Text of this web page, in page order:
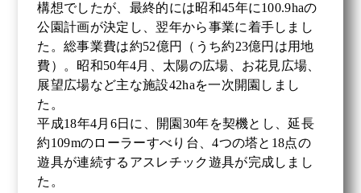
構想でしたが、最終的には昭和45年に100.9haの
公園計画が決定し、翌年から事業に着手しまし
た。総事業費は約52億円（うち約23億円は用地
費）。昭和50年4月、太陽の広場、お花見広場、
展望広場など主な施設42haを一次開園しまし
た。
平成18年4月6日に、開園30年を契機とし、延長
約109mのローラーすべり台、4つの塔と18点の
遊具が連続するアスレチック遊具が完成しまし
た。